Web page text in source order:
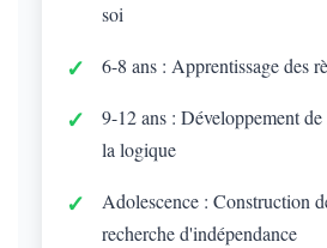
soi
6-8 ans : Apprentissage des
9-12 ans : Développement
la logique
Adolescence : Construction
recherche d'indépendance